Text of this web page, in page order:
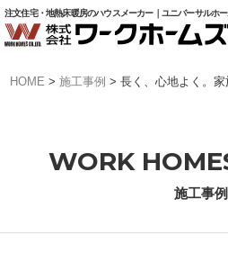
注文住宅・地熱床暖房のハウスメーカー｜ユニバーサルホ
HOME >施工事例 >長く、心地よく。
WORK
施工事例